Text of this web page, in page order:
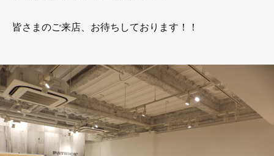
皆さまのご来店、お待ちしております！！